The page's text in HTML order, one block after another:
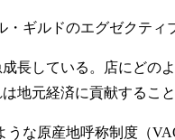
ギルドのエグゼクティ
長している。店にどの
地元経済に貢献するこ
な原産地呼称制度（